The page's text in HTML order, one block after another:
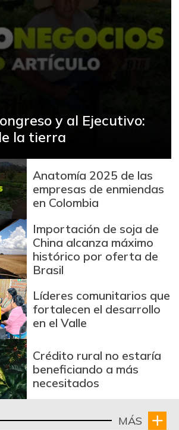
y al Ejecutivo:
la tierra
Anatomía 2025 de las
empresas de enmiendas
en Colombia
Importación de soja de
China alcanza máximo
histórico por oferta de
Brasil
Líderes comunitarios que
fortalecen el desarrollo
en el Valle
Crédito rural no estaría
beneficiando a más
necesitados
MÁS